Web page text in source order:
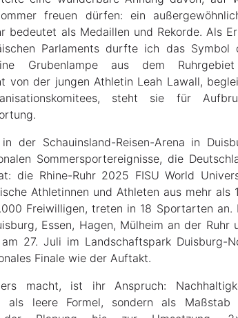
freuen dürfen: ein
bedeutet als Medaillen und Rekorde. Als
Parlaments durfte ich das Symbol
Grubenlampe aus dem
von der jungen Athletin Leah Lawall,
steht sie für
der Schauinsland-Reisen-Arena in
Sommersportereignisse, die
die Rhine-Ruhr 2025 FISU World
Athletinnen und Athleten aus mehr als
Freiwilligen, treten in 18 Sportarten an.
Essen, Hagen, Mülheim an der Ruhr
27. Juli im Landschaftspark Duisburg-
Finale wie der Auftakt.
macht, ist ihr Anspruch:
als leere Formel, sondern als Maßstab